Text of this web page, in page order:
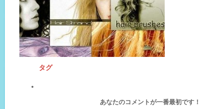
タグ
あなたのコメントが一番最初です！